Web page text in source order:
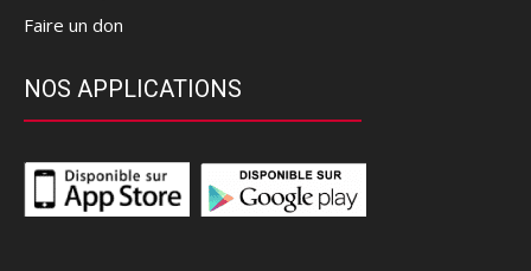
Faire un don
NOS APPLICATIONS